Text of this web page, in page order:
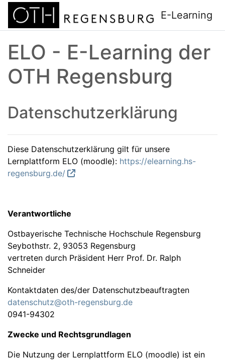
Zum Hauptinhalt
E-Learning
ELO - E-Learning der
OTH Regensburg
Datenschutzerklärung
Diese Datenschutzerklärung gilt für unsere
Lernplattform ELO (moodle): https://elearning.hs-
regensburg.de/
Verantwortliche
Ostbayerische Technische Hochschule Regensburg
Seybothstr. 2, 93053 Regensburg
vertreten durch Präsident Herr Prof. Dr. Ralph
Schneider
Kontaktdaten des/der Datenschutzbeauftragten
datenschutz@oth-regensburg.de
0941-94302
Zwecke und Rechtsgrundlagen
Die Nutzung der Lernplattform ELO (moodle) ist ein